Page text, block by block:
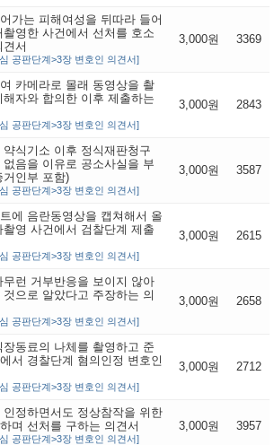
가는 피해여성을 뒤따라 들어
영한 사건에서 선처를 호소
서
공판단계>3장 변호인 의견서]
3,000원 3369
카메라로 몰래 동영상을 촬
자와 합의한 이후 제출하는
공판단계>3장 변호인 의견서]
3,000원 2843
식기소 이후 정식재판청구
음을 이유로 공소사실을 부
거인부 포함)
공판단계>3장 변호인 의견서]
3,000원 3587
에 음란동영상을 캡쳐해서 올
영 사건에서 검찰단계 제출
공판단계>3장 변호인 의견서]
3,000원 2615
런 거부반응을 보이지 않아
으로 알았다고 주장하는 의
공판단계>3장 변호인 의견서]
3,000원 2658
동료의 나체를 촬영하고 준
서 경찰단계 혐의인정 변호인
공판단계>3장 변호인 의견서]
3,000원 2712
정하면서도 정상참작을 위한
며 선처를 구하는 의견서
공판단계>3장 변호인 의견서]
3,000원 3957